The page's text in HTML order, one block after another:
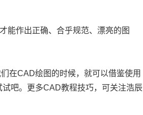
能作出正确、合乎规范、漂亮的图
在CAD绘图的时候，就可以借鉴使用
试吧。更多CAD教程技巧，可关注浩辰